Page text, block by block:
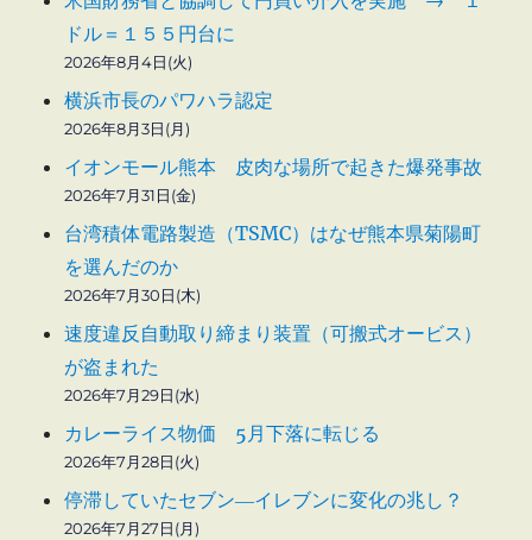
ドル＝１５５円台に
2026年8月4日(火)
横浜市長のパワハラ認定
2026年8月3日(月)
イオンモール熊本 皮肉な場所で起きた爆発事故
2026年7月31日(金)
台湾積体電路製造（TSMC）はなぜ熊本県菊陽町
を選んだのか
2026年7月30日(木)
速度違反自動取り締まり装置（可搬式オービス）
が盗まれた
2026年7月29日(水)
カレーライス物価 5月下落に転じる
2026年7月28日(火)
停滞していたセブン―イレブンに変化の兆し？
2026年7月27日(月)